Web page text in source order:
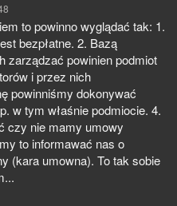
to powinno wyglądać tak: 1.
bezpłatne. 2. Bazą
zarządzać powinien podmiot
i przez nich
powinniśmy dokonywać
w tym właśnie podmiocie. 4.
czy nie mamy umowy
to informawać nas o
(kara umowna). To tak sobie